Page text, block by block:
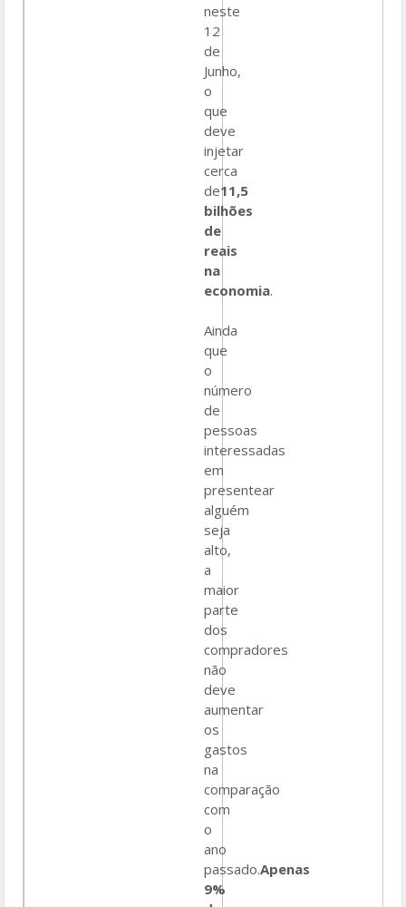
neste
12
de
Junho,
o
que
deve
injetar
cerca
de11,5
bilhões
de
reais
na
economia.
Ainda
que
o
número
de
pessoas
interessadas
em
presentear
alguém
seja
alto,
a
maior
parte
dos
compradores
não
deve
aumentar
os
gastos
na
comparação
com
o
ano
passado.Apenas
9%